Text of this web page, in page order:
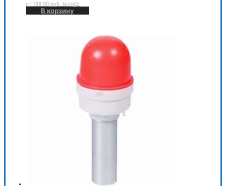
от 188.00 руб. Без НДС
В корзину